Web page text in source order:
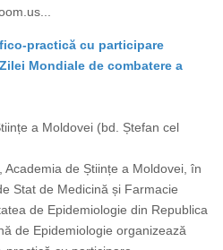
practică cu participare
Mondiale de combatere a
a Moldovei (bd. Ștefan cel
de Științe a Moldovei, în
Stat de Medicină și Farmacie
de Epidemiologie din Republica
de Epidemiologie organizează